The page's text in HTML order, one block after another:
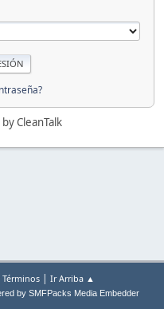
CleanTalk
Términos | Ir Arriba ▲
by SMFPacks Media Embedder